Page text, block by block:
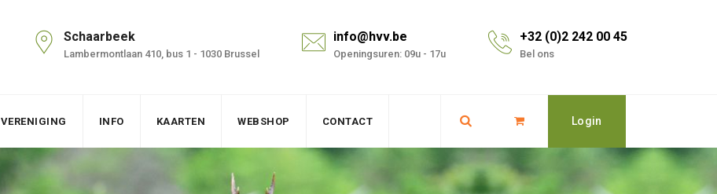
Schaarbeek
Lambermontlaan 410, bus 1 - 1030 Brussel
info@hvv.be
Openingsuren: 09u - 17u
+32 (0)2 242 00 45
Bel ons
VERENIGING INFO KAARTEN WEBSHOP CONTACT Login